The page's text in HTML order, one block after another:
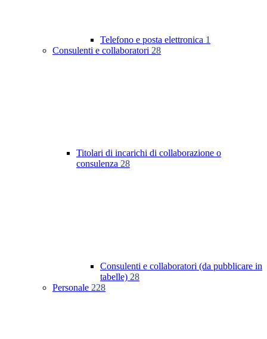
Telefono e posta elettronica 1
Consulenti e collaboratori 28
Titolari di incarichi di collaborazione o
consulenza 28
Consulenti e collaboratori (da pubblicare in
tabelle) 28
Personale 228